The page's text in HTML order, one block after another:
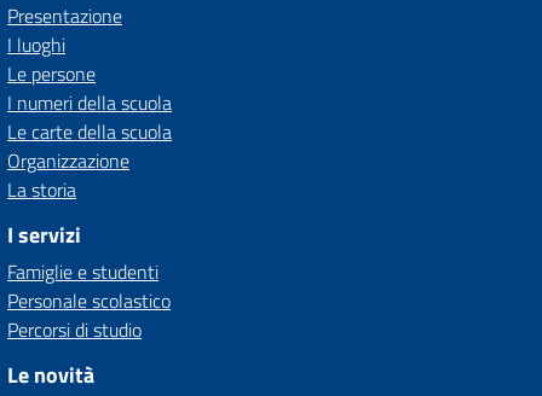
Presentazione
I luoghi
Le persone
I numeri della scuola
Le carte della scuola
Organizzazione
La storia
I servizi
Famiglie e studenti
Personale scolastico
Percorsi di studio
Le novità